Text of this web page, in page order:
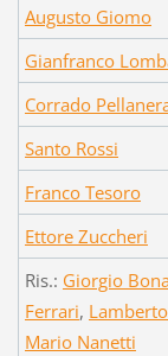
Augusto Giomo
Gianfranco
Corrado
Santo Rossi
Franco Tesoro
Ettore Zuccheri
Ris.: Giorgio
Ferrari,
Mario Nanetti